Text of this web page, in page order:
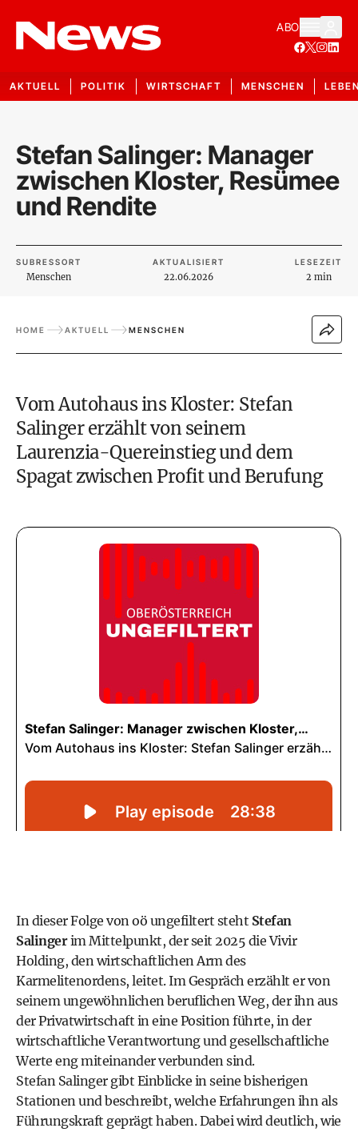
ABO
AKTUELL POLITIK WIRTSCHAFT MENSCHEN
Stefan Salinger: Manager
zwischen Kloster, Resümee
und Rendite
SUBRESSORT
Menschen
AKTUALISIERT
22.06.2026
LESEZEIT
2 min
HOME AKTUELL MENSCHEN
Vom Autohaus ins Kloster: Stefan
Salinger erzählt von seinem
Laurenzia-Quereinstieg und dem
Spagat zwischen Profit und Berufung
In dieser Folge von oö ungefiltert steht Stefan
Salingerim Mittelpunkt, der seit 2025 die Vivir
Holding, den wirtschaftlichen Arm des
Karmelitenordens, leitet. Im Gespräch erzählt er von
seinem ungewöhnlichen beruflichen Weg, der ihn aus
der Privatwirtschaft in eine Position führte, in der
wirtschaftliche Verantwortung und gesellschaftliche
Werte eng miteinander verbunden sind.
Stefan Salinger gibt Einblicke in seine bisherigen
Stationen und beschreibt, welche Erfahrungen ihn als
Führungskraft geprägt haben. Dabei wird deutlich, wie